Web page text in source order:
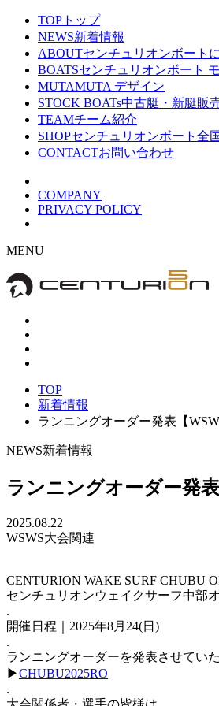
TOP トップ
NEWS新着情報
ABOUTセンチュリオンボート
BOATSセンチュリオンボート
MUTAMUTA デザイン
STOCK BOATs中古艇・新艇販
TEAMチーム紹介
SHOPセンチュリオンボート全
CONTACTお問い合わせ
COMPANY
PRIVACY POLICY
MENU
TOP
新着情報
ランニングオーダー発表【
NEWS新着情報
ランニングオーダー発表
2025.08.22
WSWS大会関連
CENTURION WAKE SURF CHUBU
センチュリオンウェイクサーフ中部
.
開催日程｜2025年8月24(日)
.
ランニングオーダーを発表させてい
▶︎CHUBU2025RO
.